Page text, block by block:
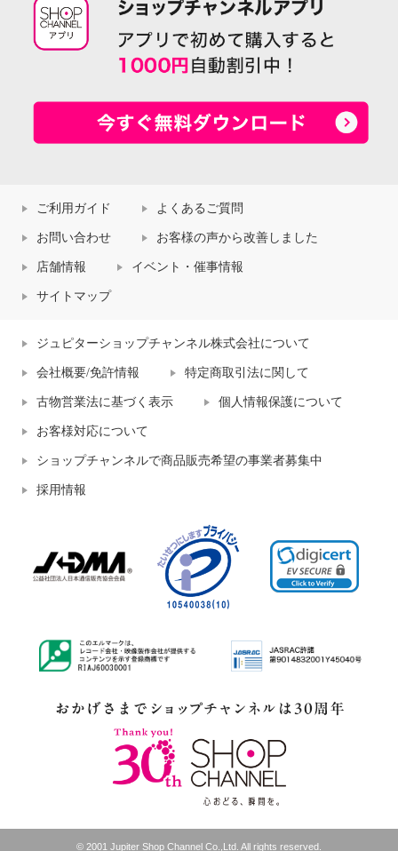
ご利用ガイド よくあるご質問
お問い合わせ お客様の声から改善しました
店舗情報 イベント・催事情報
サイトマップ
ジュピターショップチャンネル株式会社について
会社概要/免許情報 特定商取引法に関して
古物営業法に基づく表示 個人情報保護について
お客様対応について
ショップチャンネルで商品販売希望の事業者募集中
採用情報
© 2001 Jupiter Shop Channel Co.,Ltd. All rights reserved.